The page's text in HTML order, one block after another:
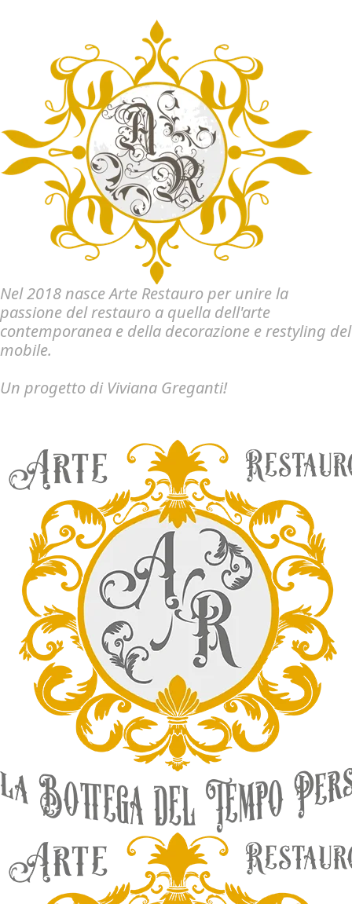
Nel 2018 nasce Arte Restauro per unire la
passione del restauro a quella dell'arte
contemporanea e della decorazione e restyling del
mobile.
Un progetto di Viviana Greganti!